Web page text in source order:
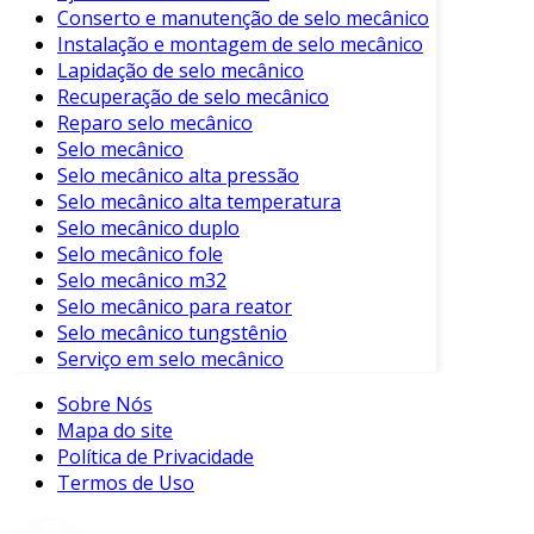
vantagens que tornam seu uso altamente
apreciado em diferentes setores. Entre os
principais benefícios, podemos destacar:
Alinhamento Preciso
eixos permaneçam perfeitamente
alinhados, minimizando o desgaste.
Baixa Manutenção: Devido à sua
simplicidade e durabilidade, requerem
pouca manutenção ao longo da vida útil.
Eficiência Energética: A transmissão
direta de torque resulta em menor perda
de energia durante a operação.
Por outro lado, a rigidez do acoplamento
significa que qualquer desvio significativo nos
eixos pode levar a falhas. Portanto, um
Conserto e manutenção de selo mecânico
Instalação e montagem de selo mecânico
Lapidação de selo mecânico
Recuperação de selo mecânico
Reparo selo mecânico
Selo mecânico
Selo mecânico alta pressão
Selo mecânico alta temperatura
Selo mecânico duplo
Selo mecânico fole
Selo mecânico m32
Selo mecânico para reator
Selo mecânico tungstênio
Serviço em selo mecânico
Sobre Nós
Mapa do site
Política de Privacidade
Termos de Uso